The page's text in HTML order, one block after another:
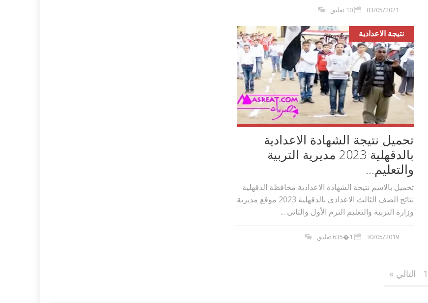
03/05/2021 10 تعليق
نتيجة الاعدادية
تحميل نتيجة الشهادة الاعدادية
بالدقهلية 2023 مديرية التربية
والتعليم...
تحميل بالاسم نتيجة الشهادة الاعدادية محافظة الدقهلية
نتائج الصف الثالث الاعدادى بالدقهلية 2023 موقع مديرية
وزارة التربية والتعليم الترم الأول والثانى ...
30/05/2019 1�635 تعليق
التالي »